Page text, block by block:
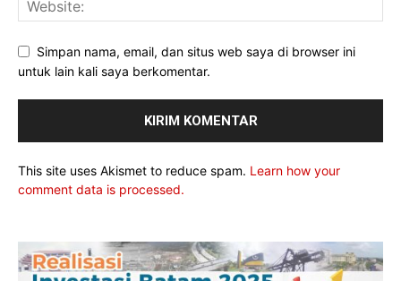
Simpan nama, email, dan situs web saya di browser ini
untuk lain kali saya berkomentar.
This site uses Akismet to reduce spam. Learn how your
comment data is processed.